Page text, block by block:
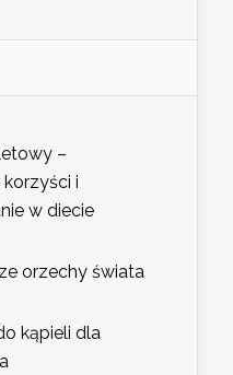
–
i
w diecie
orzechy świata
kąpieli dla